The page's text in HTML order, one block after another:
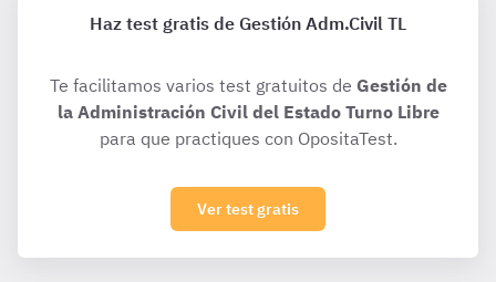
Haz test gratis de Gestión Adm.Civil TL
Te facilitamos varios test gratuitos de Gestión de
la Administración Civil del Estado Turno Libre
para que practiques con OpositaTest.
Ver test gratis